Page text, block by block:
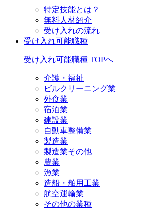
特定技能とは？
無料人材紹介
受け入れの流れ
受け入れ可能職種
受け入れ可能職種 TOPへ
介護・福祉
ビルクリーニング業
外食業
宿泊業
建設業
自動車整備業
製造業
製造業その他
農業
漁業
造船・舶用工業
航空運輸業
その他の業種